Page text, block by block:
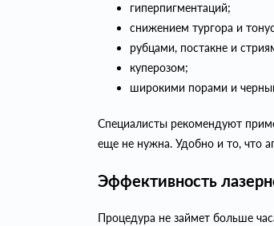
гиперпигментаций;
снижением тургора и
рубцами, постакне и
куперозом;
широкими порами и
Специалисты рекомендуют
еще не нужна. Удобно и то, что
Эффективность
Процедура не займет больше